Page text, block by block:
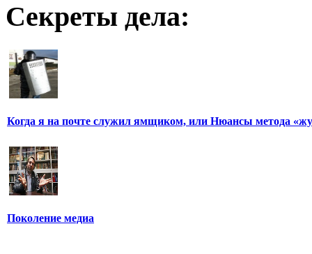
Секреты дела:
Когда я на почте служил ямщиком, или Нюансы метода
Поколение медиа